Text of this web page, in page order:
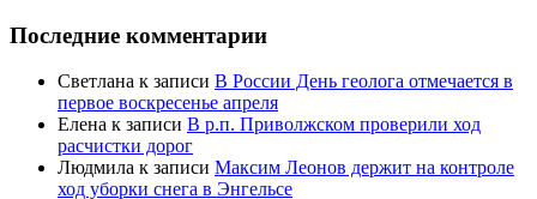
Последние комментарии
Светлана к записи В России День геолога отмечается в
первое воскресенье апреля
Елена к записи В р.п. Приволжском проверили ход
расчистки дорог
Людмила к записи Максим Леонов держит на контроле
ход уборки снега в Энгельсе